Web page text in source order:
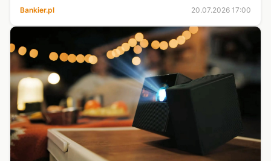
Związek Producentów Cukru w Polsce. Głównym powodem
jest ograniczenie powierzchni...
Bankier.pl 20.07.2026 17:00